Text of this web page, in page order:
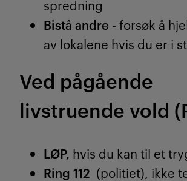
spredning
Bistå andre - forsøk å
av lokalene hvis du er i
Ved pågående
livstruende vold
LØP, hvis du kan til et
Ring 112 (politiet), ikke